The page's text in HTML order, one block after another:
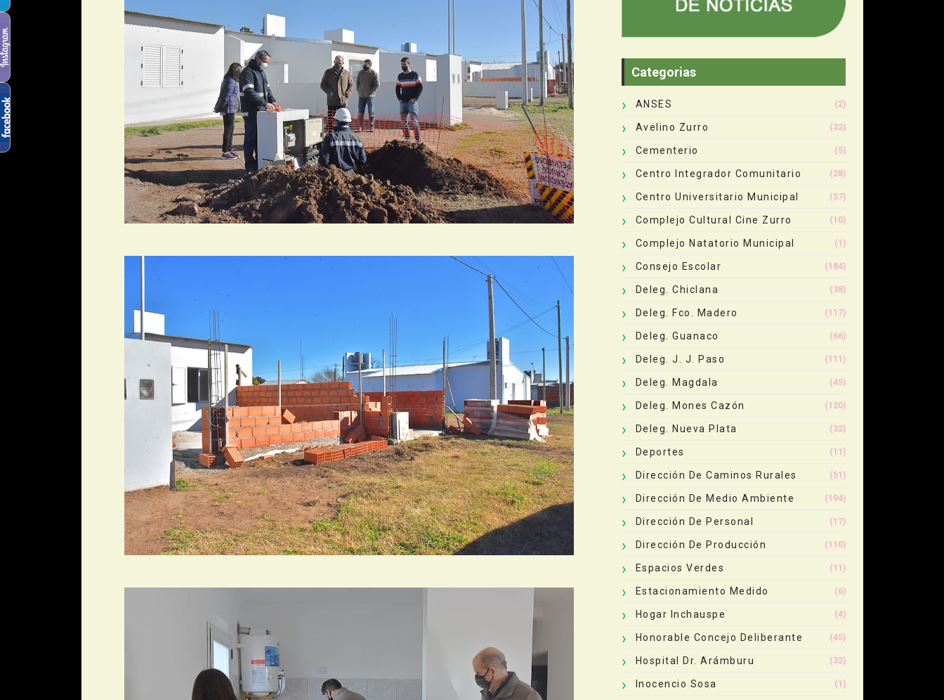
Categorias
ANSES (2)
Avelino Zurro (32)
Cementerio (5)
Centro Integrador Comunitario (28)
Centro Universitario Municipal (57)
Complejo Cultural Cine Zurro (10)
Complejo Natatorio Municipal (1)
Consejo Escolar (184)
Deleg. Chiclana (38)
Deleg. Fco. Madero (117)
Deleg. Guanaco (66)
Deleg. J. J. Paso (111)
Deleg. Magdala (45)
Deleg. Mones Cazón (120)
Deleg. Nueva Plata (32)
Deportes (11)
Dirección De Caminos Rurales (51)
Dirección De Medio Ambiente (194)
Dirección De Personal (17)
Dirección De Producción (110)
Espacios Verdes (11)
Estacionamiento Medido (6)
Hogar Inchauspe (4)
Honorable Concejo Deliberante (45)
Hospital Dr. Arámburu (32)
Inocencio Sosa (1)